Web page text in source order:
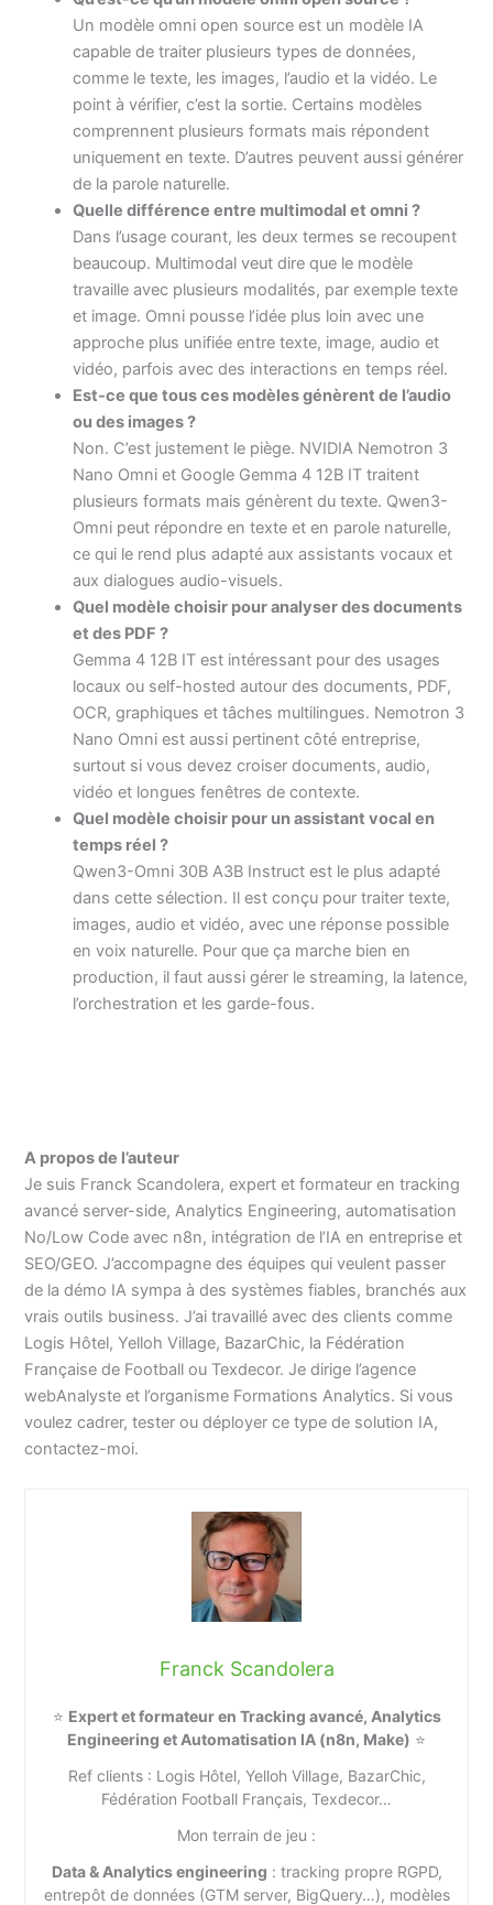
Un modèle omni open source est un modèle IA
capable de traiter plusieurs types de données,
comme le texte, les images, l’audio et la vidéo. Le
point à vérifier, c’est la sortie. Certains modèles
comprennent plusieurs formats mais répondent
uniquement en texte. D’autres peuvent aussi générer
de la parole naturelle.
Quelle différence entre multimodal et omni ?
Dans l’usage courant, les deux termes se recoupent
beaucoup. Multimodal veut dire que le modèle
travaille avec plusieurs modalités, par exemple texte
et image. Omni pousse l’idée plus loin avec une
approche plus unifiée entre texte, image, audio et
vidéo, parfois avec des interactions en temps réel.
Est-ce que tous ces modèles génèrent de l’audio
ou des images ?
Non. C’est justement le piège. NVIDIA Nemotron 3
Nano Omni et Google Gemma 4 12B IT traitent
plusieurs formats mais génèrent du texte. Qwen3-
Omni peut répondre en texte et en parole naturelle,
ce qui le rend plus adapté aux assistants vocaux et
aux dialogues audio-visuels.
Quel modèle choisir pour analyser des documents
et des PDF ?
Gemma 4 12B IT est intéressant pour des usages
locaux ou self-hosted autour des documents, PDF,
OCR, graphiques et tâches multilingues. Nemotron 3
Nano Omni est aussi pertinent côté entreprise,
surtout si vous devez croiser documents, audio,
vidéo et longues fenêtres de contexte.
Quel modèle choisir pour un assistant vocal en
temps réel ?
Qwen3-Omni 30B A3B Instruct est le plus adapté
dans cette sélection. Il est conçu pour traiter texte,
images, audio et vidéo, avec une réponse possible
en voix naturelle. Pour que ça marche bien en
production, il faut aussi gérer le streaming, la latence,
l’orchestration et les garde-fous.
A propos de l’auteur
Je suis Franck Scandolera, expert et formateur en tracking
avancé server-side, Analytics Engineering, automatisation
No/Low Code avec n8n, intégration de l’IA en entreprise et
SEO/GEO. J’accompagne des équipes qui veulent passer
de la démo IA sympa à des systèmes fiables, branchés aux
vrais outils business. J’ai travaillé avec des clients comme
Logis Hôtel, Yelloh Village, BazarChic, la Fédération
Française de Football ou Texdecor. Je dirige l’agence
webAnalyste et l’organisme Formations Analytics. Si vous
voulez cadrer, tester ou déployer ce type de solution IA,
contactez-moi.
Franck Scandolera
⭐ Expert et formateur en Tracking avancé, Analytics
Engineering et Automatisation IA (n8n, Make) ⭐
Ref clients : Logis Hôtel, Yelloh Village, BazarChic,
Fédération Football Français, Texdecor…
Mon terrain de jeu :
Data & Analytics engineering : tracking propre RGPD,
entrepôt de données (GTM server, BigQuery…), modèles